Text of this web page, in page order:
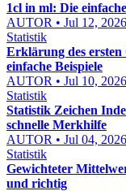
1cl in ml: Die
AUTOR • Jul 12, 2026
Statistik
Erklärung des
einfache Beispiele
AUTOR • Jul 10, 2026
Statistik
Statistik Zeichen
schnelle Merkhilfe
AUTOR • Jul 04, 2026
Statistik
Gewichteter
und richtig